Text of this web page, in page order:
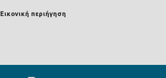
Εικονική περιήγηση